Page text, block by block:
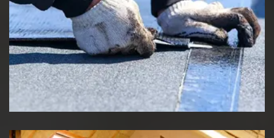
Etancheité de toiture